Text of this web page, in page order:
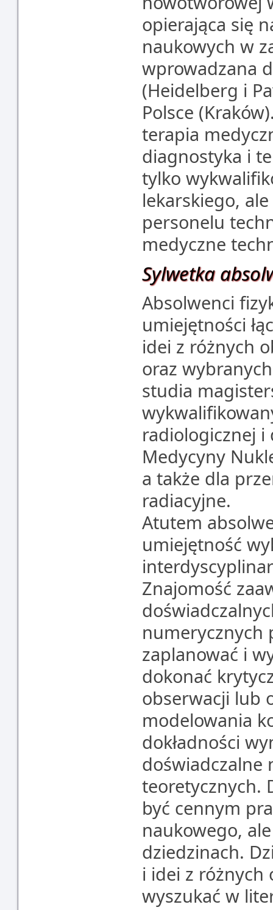
opierająca się
naukowych w
wprowadzana
(Heidelberg i
Polsce
terapia
diagnostyka i
tylko
lekarskiego,
personelu
medyczne
Sylwetka
Absolwenci
umiejętności
idei z różnych
oraz
studia
radiologicznej i
Medycyny
a także dla
radiacyjne.
Atutem
umiejętność
Znajomość
numerycznych
zaplanować i
dokonać
obserwacji lub
modelowania
dokładności
doświadczalne
teoretycznych.
być cennym
naukowego,
dziedzinach.
i idei z różnych
wyszukać w